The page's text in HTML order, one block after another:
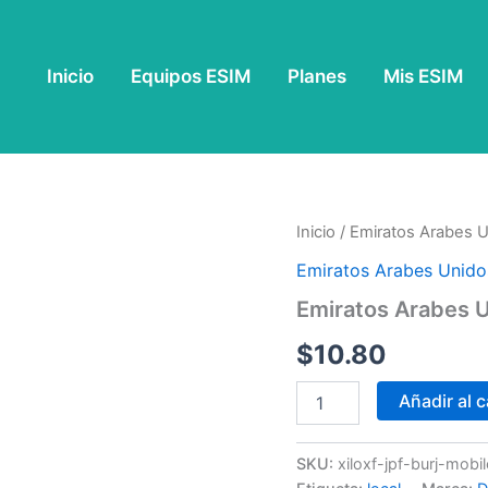
Inicio Equipos ESIM Planes Mis ESIM
Inicio / Emiratos Arabes
Emiratos Arabes
Emiratos Arabes
$10.80
Emiratos
Unidos
GB
30
Días
cantidad
Añadir al
SKU: xiloxf-jpf-burj-